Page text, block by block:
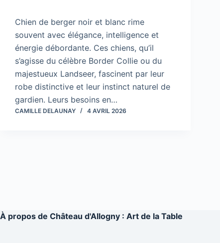
Chien de berger noir et blanc rime
souvent avec élégance, intelligence et
énergie débordante. Ces chiens, qu’il
s’agisse du célèbre Border Collie ou du
majestueux Landseer, fascinent par leur
robe distinctive et leur instinct naturel de
gardien. Leurs besoins en…
CAMILLE DELAUNAY 4 AVRIL 2026
À propos de Château d'Allogny : Art de la Table